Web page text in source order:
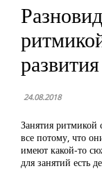
24.08.2018
Занятия ритмикой
все потому, что
имеют какой-то
для занятий есть